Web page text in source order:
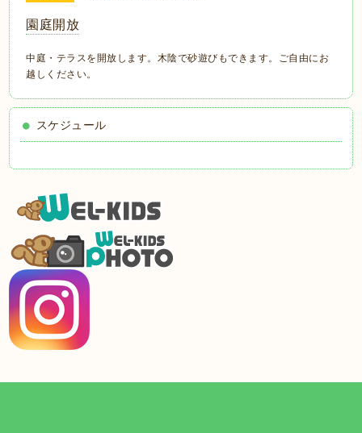
園庭開放
中庭・テラスを開放します。木陰で砂遊びもできます。ご自由にお
越しください。
スケジュール